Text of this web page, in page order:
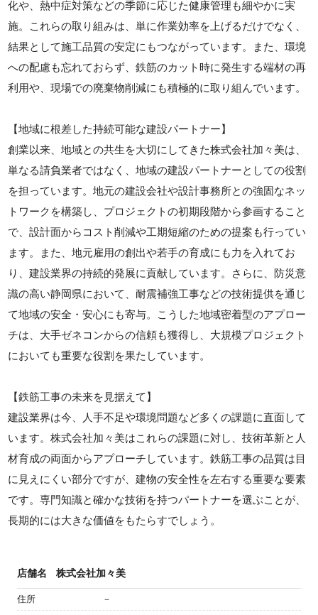
化や、熱中症対策などの季節に応じた健康管理も細やかに実
施。これらの取り組みは、単に作業効率を上げるだけでなく、
結果として施工品質の安定にもつながっています。また、環境
への配慮も忘れておらず、鉄筋のカット時に発生する端材の再
利用や、現場での廃棄物削減にも積極的に取り組んでいます。
【地域に根差した持続可能な建設パートナー】
創業以来、地域との共生を大切にしてきた株式会社加々美は、
単なる請負業者ではなく、地域の建設パートナーとしての役割
を担っています。地元の建設会社や設計事務所との強固なネッ
トワークを構築し、プロジェクトの初期段階から参画すること
で、設計面からコスト削減や工期短縮のための提案も行ってい
ます。また、地元雇用の創出や若手の育成にも力を入れてお
り、建設業界の持続的発展に貢献しています。さらに、防災意
識の高い静岡県において、耐震補強工事などの技術提供を通じ
て地域の安全・安心にも寄与。こうした地域密着型のアプロー
チは、大手ゼネコンからの信頼も獲得し、大規模プロジェクト
においても重要な役割を果たしています。
【鉄筋工事の未来を見据えて】
建設業界は今、人手不足や環境問題など多くの課題に直面して
います。株式会社加々美はこれらの課題に対し、技術革新と人
材育成の両面からアプローチしています。鉄筋工事の品質は目
に見えにくい部分ですが、建物の安全性を左右する重要な要素
です。専門知識と確かな技術を持つパートナーを選ぶことが、
長期的には大きな価値をもたらすでしょう。
店舗名 株式会社加々美
住所 －